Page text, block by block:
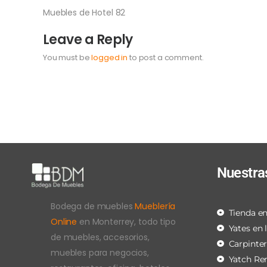
Muebles de Hotel 82
Leave a Reply
You must belogged in to post a comment.
Bodega de mueblesMueblería
Online en Monterrey, todo tipo
de muebles, accesorios,
muebles para negocios,
Tienda
Yates en
Yatch